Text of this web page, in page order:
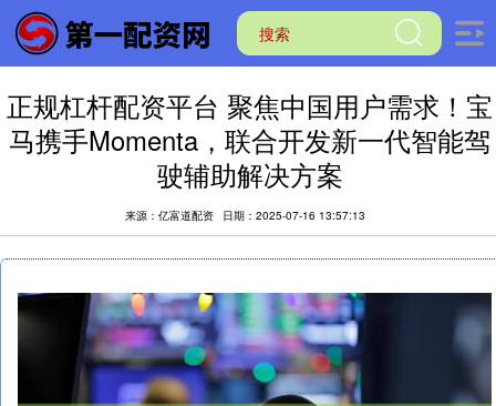
正规杠杆配资平台 聚焦中国用户需求！宝
马携手Momenta，联合开发新一代智能驾
驶辅助解决方案
来源：亿富道配资 日期：2025-07-16 13:57:13